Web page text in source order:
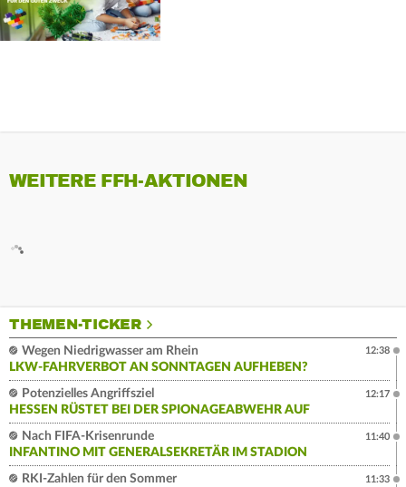
WEITERE FFH-AKTIONEN
THEMEN-TICKER
Wegen Niedrigwasser am Rhein
LKW-FAHRVERBOT AN SONNTAGEN AUFHEBEN?
12:38
Potenzielles Angriffsziel
HESSEN RÜSTET BEI DER SPIONAGEABWEHR AUF
12:17
Nach FIFA-Krisenrunde
INFANTINO MIT GENERALSEKRETÄR IM STADION
11:40
RKI-Zahlen für den Sommer
11:33